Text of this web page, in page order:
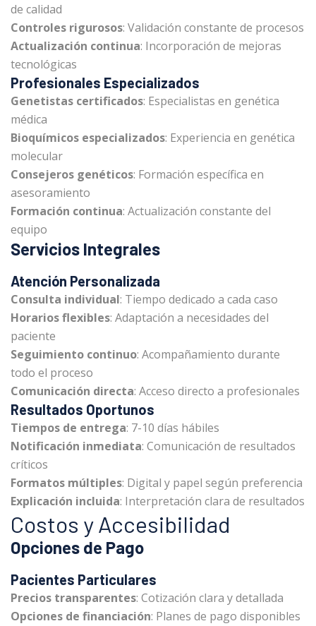
de calidad
Controles rigurosos: Validación constante de procesos
Actualización continua: Incorporación de mejoras
tecnológicas
Profesionales Especializados
Genetistas certificados: Especialistas en genética
médica
Bioquímicos especializados: Experiencia en genética
molecular
Consejeros genéticos: Formación específica en
asesoramiento
Formación continua: Actualización constante del
equipo
Servicios Integrales
Atención Personalizada
Consulta individual: Tiempo dedicado a cada caso
Horarios flexibles: Adaptación a necesidades del
paciente
Seguimiento continuo: Acompañamiento durante
todo el proceso
Comunicación directa: Acceso directo a profesionales
Resultados Oportunos
Tiempos de entrega: 7-10 días hábiles
Notificación inmediata: Comunicación de resultados
críticos
Formatos múltiples: Digital y papel según preferencia
Explicación incluida: Interpretación clara de resultados
Costos y Accesibilidad
Opciones de Pago
Pacientes Particulares
Precios transparentes: Cotización clara y detallada
Opciones de financiación: Planes de pago disponibles